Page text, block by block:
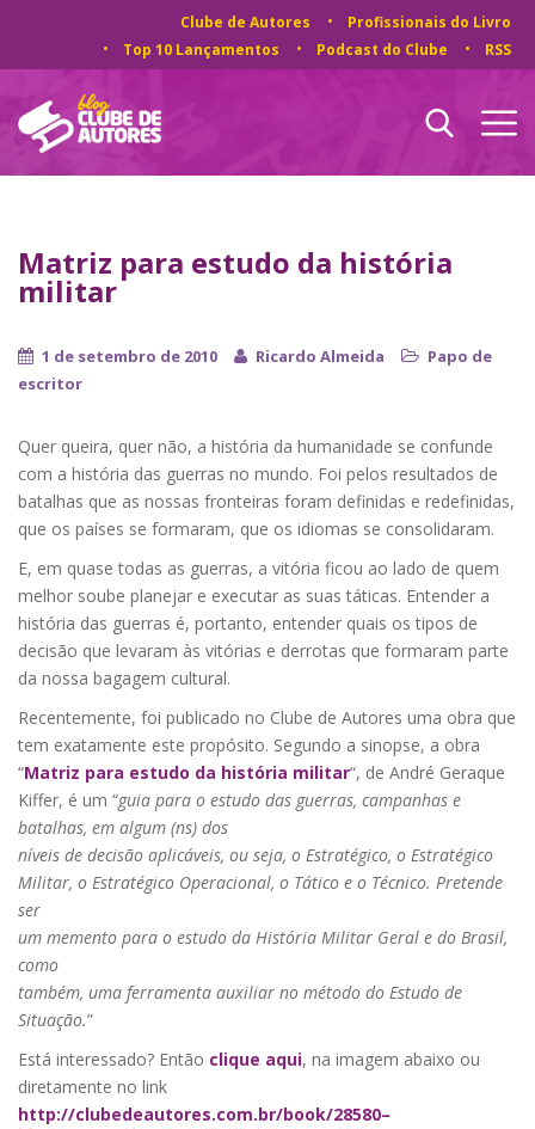
Clube de Autores
Profissionais do Livro
Top 10 Lançamentos
Podcast do Clube RSS
Matriz para estudo da história
militar
1 de setembro de 2010 Ricardo Almeida
Papo de
escritor
Quer queira, quer não, a história da humanidade se confunde
com a história das guerras no mundo. Foi pelos resultados de
batalhas que as nossas fronteiras foram definidas e redefinidas,
que os países se formaram, que os idiomas se consolidaram.
E, em quase todas as guerras, a vitória ficou ao lado de quem
melhor soube planejar e executar as suas táticas. Entender a
história das guerras é, portanto, entender quais os tipos de
decisão que levaram às vitórias e derrotas que formaram parte
da nossa bagagem cultural.
Recentemente, foi publicado no Clube de Autores uma obra que
tem exatamente este propósito. Segundo a sinopse, a obra
“Matriz para estudo da história militar“, de André Geraque
Kiffer, é um “guia para o estudo das guerras, campanhas e
batalhas, em algum (ns) dos
níveis de decisão aplicáveis, ou seja, o Estratégico, o Estratégico
Militar, o Estratégico Operacional, o Tático e o Técnico. Pretende
ser
um memento para o estudo da História Militar Geral e do Brasil,
como
também, uma ferramenta auxiliar no método do Estudo de
Situação.”
Está interessado? Então clique aqui, na imagem abaixo ou
diretamente no link
http://clubedeautores.com.br/book/28580–